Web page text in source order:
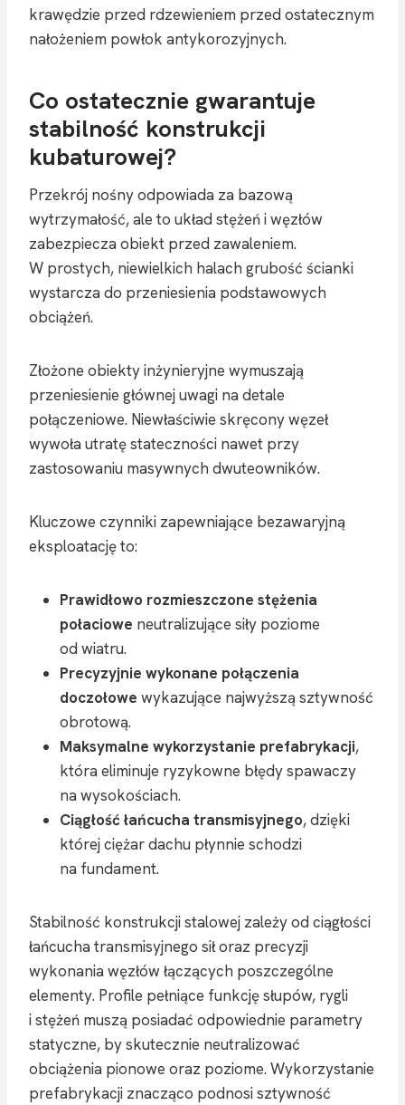
krawędzie przed rdzewieniem przed ostatecznym
nałożeniem powłok antykorozyjnych.
Co ostatecznie gwarantuje
stabilność konstrukcji
kubaturowej?
Przekrój nośny odpowiada za bazową
wytrzymałość, ale to układ stężeń i węzłów
zabezpiecza obiekt przed zawaleniem.
W prostych, niewielkich halach grubość ścianki
wystarcza do przeniesienia podstawowych
obciążeń.
Złożone obiekty inżynieryjne wymuszają
przeniesienie głównej uwagi na detale
połączeniowe. Niewłaściwie skręcony węzeł
wywoła utratę stateczności nawet przy
zastosowaniu masywnych dwuteowników.
Kluczowe czynniki zapewniające bezawaryjną
eksploatację to:
Prawidłowo rozmieszczone stężenia
połaciowe neutralizujące siły poziome
od wiatru.
Precyzyjnie wykonane połączenia
doczołowe wykazujące najwyższą sztywność
obrotową.
Maksymalne wykorzystanie prefabrykacji,
która eliminuje ryzykowne błędy spawaczy
na wysokościach.
Ciągłość łańcucha transmisyjnego, dzięki
której ciężar dachu płynnie schodzi
na fundament.
Stabilność konstrukcji stalowej zależy od ciągłości
łańcucha transmisyjnego sił oraz precyzji
wykonania węzłów łączących poszczególne
elementy. Profile pełniące funkcję słupów, rygli
i stężeń muszą posiadać odpowiednie parametry
statyczne, by skutecznie neutralizować
obciążenia pionowe oraz poziome. Wykorzystanie
prefabrykacji znacząco podnosi sztywność